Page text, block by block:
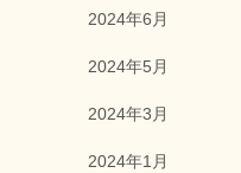
2024年6月
2024年5月
2024年3月
2024年1月